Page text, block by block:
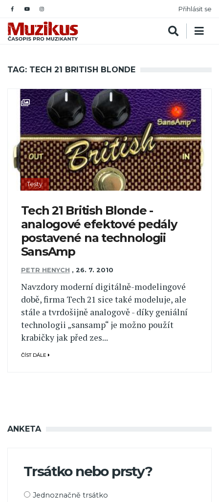
Přihlásit se
TAG: TECH 21 BRITISH BLONDE
Testy
Tech 21 British Blonde -
analogové efektové pedály
postavené na technologii
SansAmp
PETR HENYCH , 26. 7. 2010
Navzdory moderní digitálně-modelingové
době, firma Tech 21 sice také modeluje, ale
stále a tvrdošijně analogově - díky geniální
technologii „sansamp“ je možno použít
krabičky jak před zes...
ČÍST DÁLE
ANKETA
Trsátko nebo prsty?
Možnosti
Jednoznačně trsátko